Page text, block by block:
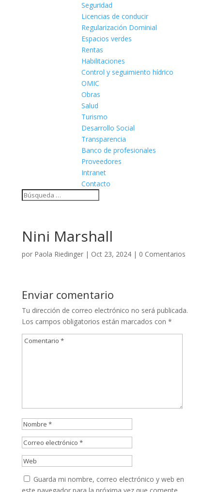
Seguridad
Licencias de conducir
Regularización Dominial
Espacios verdes
Rentas
Habilitaciones
Control y seguimiento hídrico
OMIC
Obras
Salud
Turismo
Desarrollo Social
Transparencia
Banco de profesionales
Proveedores
Intranet
Contacto
Nini Marshall
por Paola Riedinger| Oct 23, 2024| 0 Comentarios
Enviar comentario
Tu dirección de correo electrónico no será publicada.
Los campos obligatorios están marcados con *
Guarda mi nombre, correo electrónico y web en